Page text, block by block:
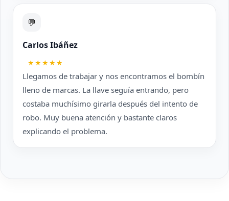
💬
Carlos Ibáñez
★★★★★
Llegamos de trabajar y nos encontramos el bombín
lleno de marcas. La llave seguía entrando, pero
costaba muchísimo girarla después del intento de
robo. Muy buena atención y bastante claros
explicando el problema.